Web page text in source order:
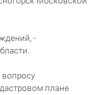
-
плане